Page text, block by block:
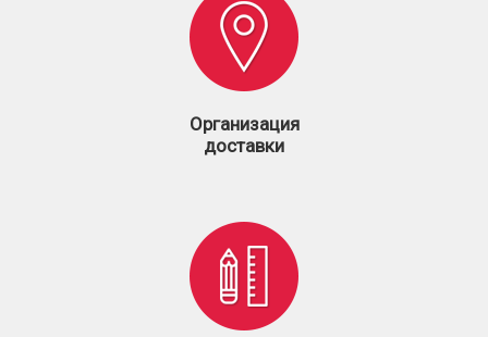
Организация
доставки